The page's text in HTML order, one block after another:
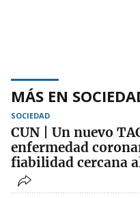
MÁS EN
SOCIEDAD
CUN | Un nuevo
enfermedad
fiabilidad cercana